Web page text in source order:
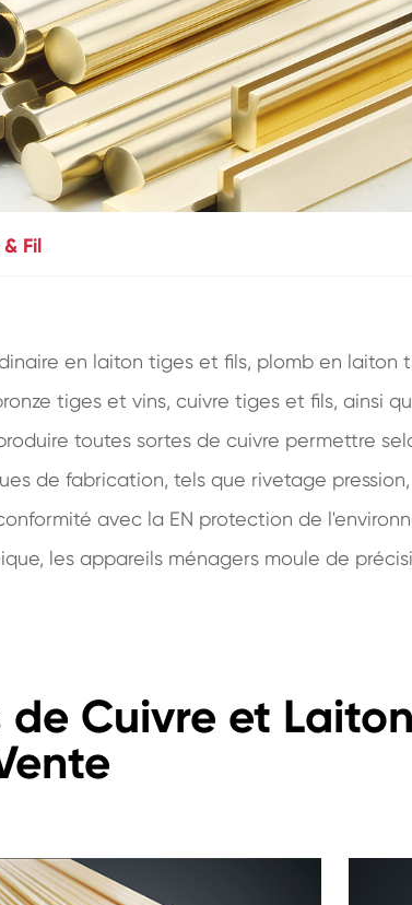
Fil
en laiton tiges et fils, plomb en
tiges et vins, cuivre tiges et fils, ainsi
toutes sortes de cuivre permettre
de fabrication, tels que rivetage
avec la EN protection de
les appareils ménagers moule de
de Cuivre et